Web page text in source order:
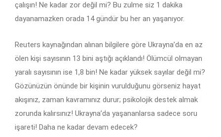
çalışın! Ne kadar zor değil mi? Bu zulme siz 1 dakika
dayanamazken orada 14 gündür bu her an yaşanıyor.
Reuters kaynağından alınan bilgilere göre Ukrayna’da en az
ölen kişi sayısının 13 bini aştığı açıklandı! Ölümcül olmayan
yaralı sayısının ise 1,8 bin! Ne kadar yüksek sayılar değil mi?
Gözünüzün önünde bir kişinin vurulduğunu görseniz hayat
akışınız, zaman kavramınız durur; psikolojik destek almak
zorunda kalırsınız! Ukrayna’da yaşananlarsa sadece soru
işareti! Daha ne kadar devam edecek?